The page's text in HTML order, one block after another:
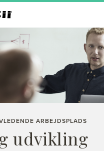
ARBEJDSPLADS
udvikling